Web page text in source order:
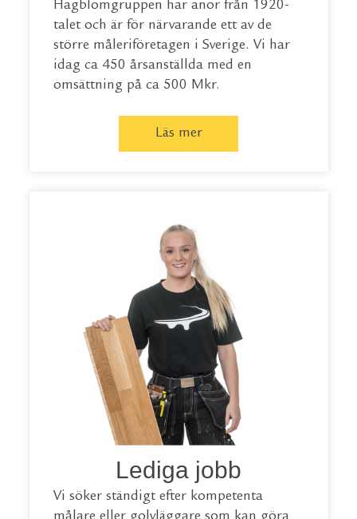
Hagblomgruppen har anor från 1920-
talet och är för närvarande ett av de
större måleriföretagen i Sverige. Vi har
idag ca 450 årsanställda med en
omsättning på ca 500 Mkr.
Läs mer
Lediga jobb
Vi söker ständigt efter kompetenta